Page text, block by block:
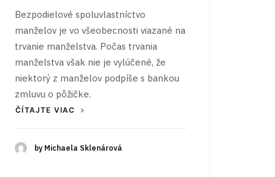
Bezpodielové spoluvlastníctvo
manželov je vo všeobecnosti viazané na
trvanie manželstva. Počas trvania
manželstva však nie je vylúčené, že
niektorý z manželov podpíše s bankou
zmluvu o pôžičke.
ČÍTAJTE VIAC
by Michaela Sklenárová